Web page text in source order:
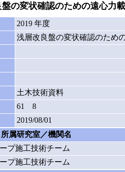
の変状確認のための遠心力
2019 年度
浅層改良盤の変状確認のため
土木技術資料
61 8
2019/08/01
所属研究室／機関名
プ施工技術チーム
プ施工技術チーム